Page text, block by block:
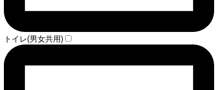
トイレ(男女共用)